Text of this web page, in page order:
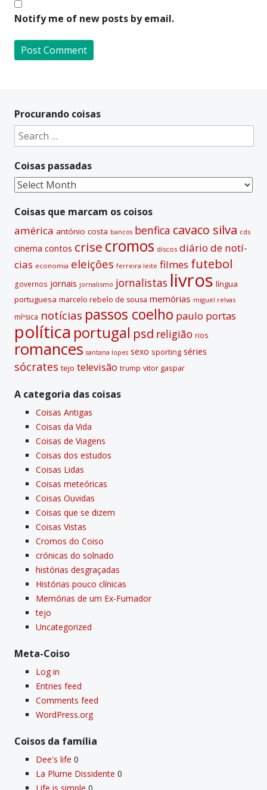
Notify me of new posts by email.
t
e
a
t
i
v
Procurando coisas
Search
for:
Coisas passadas
Coisas
Coisas que marcam os coisos
américa antónio costa bancos benfica cavaco silva cds
cinema contos crise cromos discos diário de notí­
cias economia eleições ferreira leite filmes futebol
governos jornais jornalismo jornalistas livros lí­ngua
portuguesa marcelo rebelo de sousa memórias miguel relvas
míºsica notí­cias passos coelho paulo portas
polí­tica portugal psd religião rios
romances santana lopes sexo sporting séries
sócrates tejo televisão trump vitor gaspar
A categoria das coisas
Coisas Antigas
Coisas da Vida
Coisas de Viagens
Coisas dos estudos
Coisas Lidas
Coisas meteóricas
Coisas Ouvidas
Coisas que se dizem
Coisas Vistas
Cromos do Coiso
crónicas do solnado
histórias desgraçadas
Histórias pouco clí­nicas
Memórias de um Ex-Fumador
tejo
Uncategorized
Meta-Coiso
Log in
Entries feed
Comments feed
WordPress.org
Coisos da famí­lia
Dee's life 0
La Plume Dissidente 0